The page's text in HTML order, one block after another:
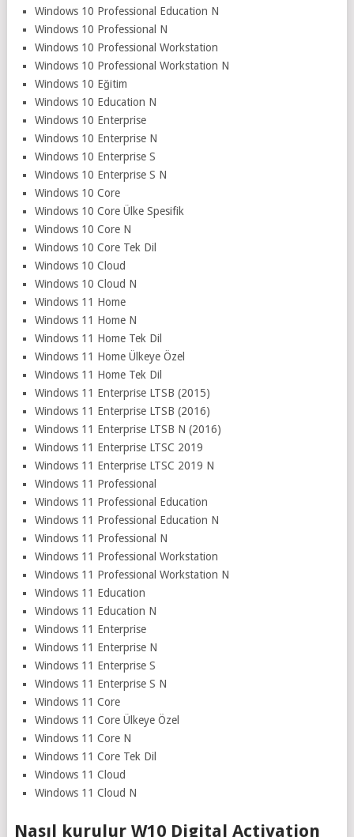
Windows 10 Professional Education N
Windows 10 Professional N
Windows 10 Professional Workstation
Windows 10 Professional Workstation N
Windows 10 Eğitim
Windows 10 Education N
Windows 10 Enterprise
Windows 10 Enterprise N
Windows 10 Enterprise S
Windows 10 Enterprise S N
Windows 10 Core
Windows 10 Core Ülke Spesifik
Windows 10 Core N
Windows 10 Core Tek Dil
Windows 10 Cloud
Windows 10 Cloud N
Windows 11 Home
Windows 11 Home N
Windows 11 Home Tek Dil
Windows 11 Home Ülkeye Özel
Windows 11 Home Tek Dil
Windows 11 Enterprise LTSB (2015)
Windows 11 Enterprise LTSB (2016)
Windows 11 Enterprise LTSB N (2016)
Windows 11 Enterprise LTSC 2019
Windows 11 Enterprise LTSC 2019 N
Windows 11 Professional
Windows 11 Professional Education
Windows 11 Professional Education N
Windows 11 Professional N
Windows 11 Professional Workstation
Windows 11 Professional Workstation N
Windows 11 Education
Windows 11 Education N
Windows 11 Enterprise
Windows 11 Enterprise N
Windows 11 Enterprise S
Windows 11 Enterprise S N
Windows 11 Core
Windows 11 Core Ülkeye Özel
Windows 11 Core N
Windows 11 Core Tek Dil
Windows 11 Cloud
Windows 11 Cloud N
Nasıl kurulur W10 Digital Activation